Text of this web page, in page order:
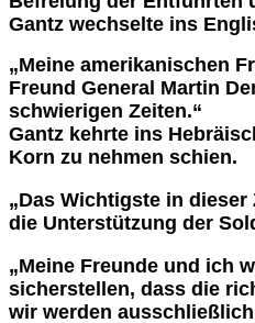
Gantz wechselte ins
„Meine amerikanischen
Freund General Martin
schwierigen Zeiten.“
Gantz kehrte ins
Korn zu nehmen schien.
„Das Wichtigste in
die Unterstützung der
„Meine Freunde und ich
sicherstellen, dass die
wir werden